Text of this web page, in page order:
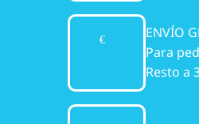
ENVÍO
Para
Resto a